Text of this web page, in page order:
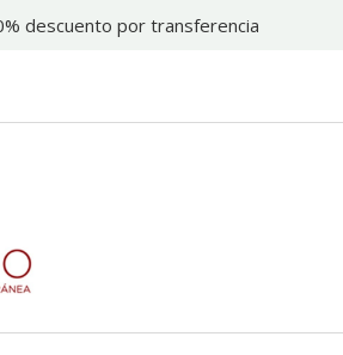
descuento por transferencia